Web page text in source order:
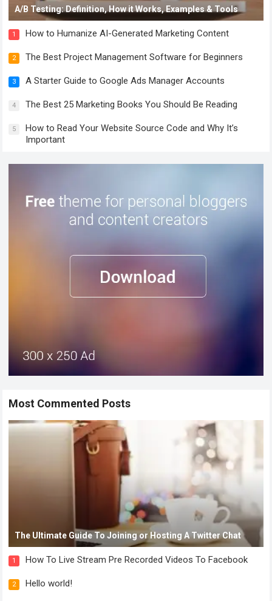
A/B Testing: Definition, How it Works, Examples & Tools
1 How to Humanize AI-Generated Marketing Content
2 The Best Project Management Software for Beginners
3 A Starter Guide to Google Ads Manager Accounts
4 The Best 25 Marketing Books You Should Be Reading
5
How to Read Your Website Source Code and Why It’s
Important
Most Commented Posts
The Ultimate Guide To Joining or Hosting A Twitter Chat
1 How To Live Stream Pre Recorded Videos To Facebook
2 Hello world!